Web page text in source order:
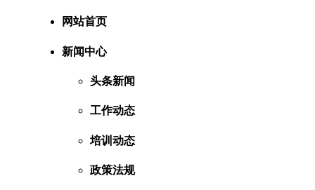
网站首页
新闻中心
头条新闻
工作动态
培训动态
政策法规